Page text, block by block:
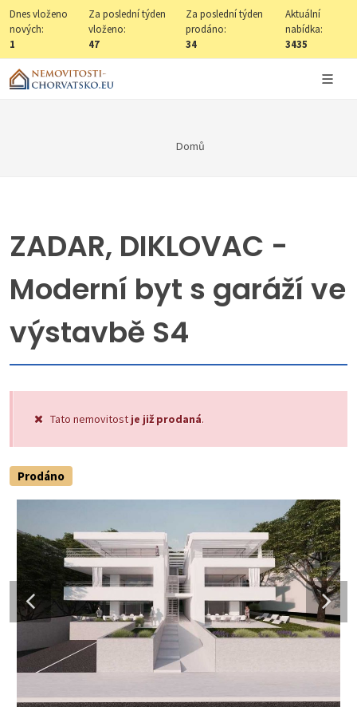
Dnes vloženo
nových:
1
Za poslední týden
vloženo:
47
Za poslední týden
prodáno:
34
Aktuální
nabídka:
3435
Domů
ZADAR, DIKLOVAC -
Moderní byt s garáží ve
výstavbě S4
Tato nemovitost je již prodaná.
Prodáno